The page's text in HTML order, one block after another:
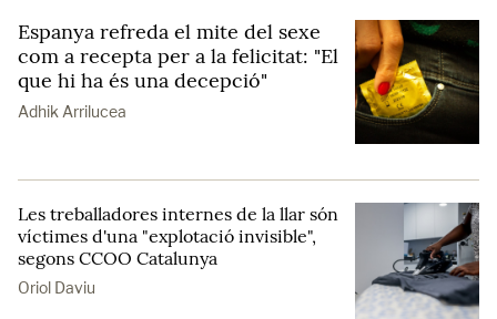
Espanya refreda el mite del sexe
com a recepta per a la felicitat: "El
que hi ha és una decepció"
Adhik Arrilucea
Les treballadores internes de la llar són
víctimes d'una "explotació invisible",
segons CCOO Catalunya
Oriol Daviu